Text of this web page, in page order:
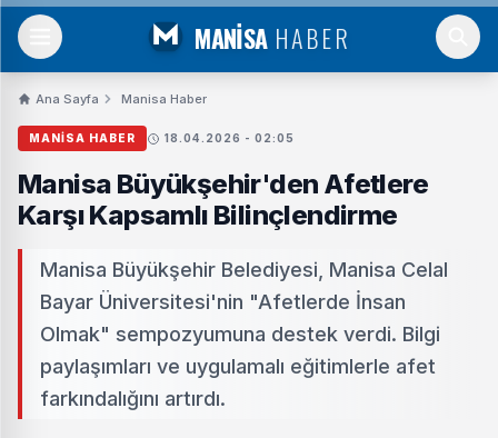
MANİSA HABER
Ana Sayfa Manisa Haber
MANISA HABER 18.04.2026 - 02:05
Manisa Büyükşehir'den Afetlere
Karşı Kapsamlı Bilinçlendirme
Manisa Büyükşehir Belediyesi, Manisa Celal
Bayar Üniversitesi'nin "Afetlerde İnsan
Olmak" sempozyumuna destek verdi. Bilgi
paylaşımları ve uygulamalı eğitimlerle afet
farkındalığını artırdı.